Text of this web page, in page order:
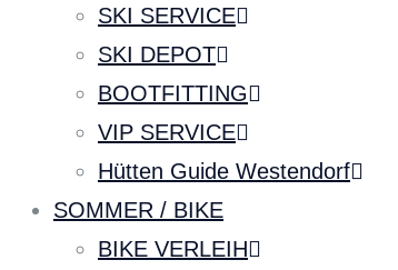
SKI SERVICE
SKI DEPOT
BOOTFITTING
VIP SERVICE
Hütten Guide Westendorf
SOMMER / BIKE
BIKE VERLEIH